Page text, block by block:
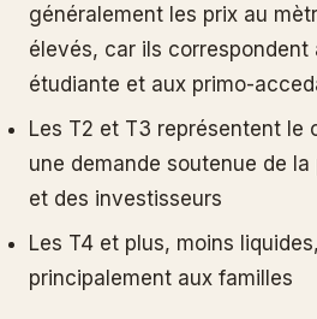
généralement les prix au
élevés, car ils
étudiante et aux primo-
Les T2 et T3 représentent
une demande soutenue de
et des investisseurs
Les T4 et plus, moins
principalement aux familles